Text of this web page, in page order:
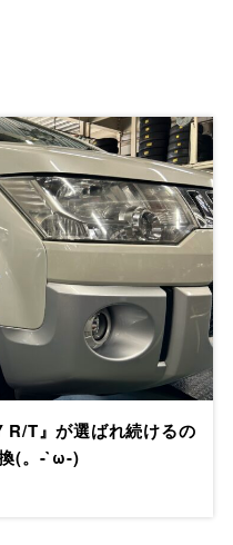
T』が選ばれ続けるの
(。-`ω-)